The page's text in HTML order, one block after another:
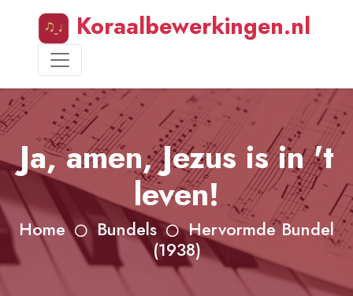
Koraalbewerkingen.nl
Ja, amen, Jezus is in 't
leven!
Home Bundels
Hervormde Bundel
(1938)